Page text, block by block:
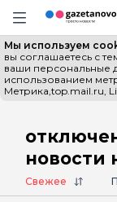
Информационный
Навигация сайта
Мы используем
вы соглашаетесь с
ваши персональные
использованием
Метрика,top.mail.ru,
Все новости
Главная #
новости
Свежее